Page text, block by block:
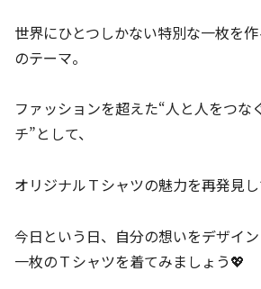
世界にひとつしかない特別な一枚を
のテーマ。
ファッションを超えた“人と人をつな
チ”として、
オリジナルＴシャツの魅力を再発見
今日という日、自分の想いをデザイ
一枚のＴシャツを着てみましょう💖